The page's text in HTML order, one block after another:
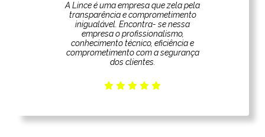
A Lince é uma empresa que zela pela
transparência e comprometimento
inigualável. Encontra- se nessa
empresa o profissionalismo,
conhecimento técnico, eficiência e
comprometimento com a segurança
dos clientes.